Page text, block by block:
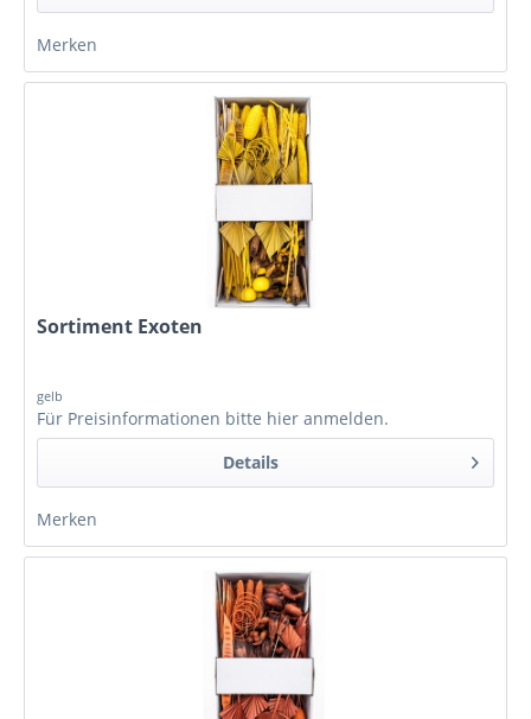
Merken
Sortiment Exoten
gelb
Für Preisinformationen bitte hier anmelden.
Details
Merken